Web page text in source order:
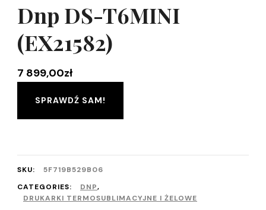
Dnp DS-T6MINI
(EX21582)
7 899,00zł
SPRAWDŹ SAM!
SKU:
5F719B529B06
CATEGORIES:
DNP,
DRUKARKI TERMOSUBLIMACYJNE I ŻELOWE